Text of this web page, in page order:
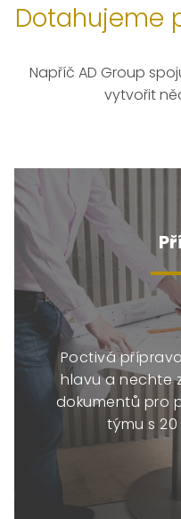
Dotahujeme
Napříč AD Group
vytvořit
Poctivá
hlavu a nechte
dokumentů pro
týmu s